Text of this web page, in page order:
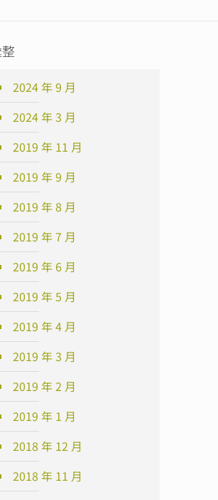
2024 年 9 月
2024 年 3 月
2019 年 11 月
2019 年 9 月
2019 年 8 月
2019 年 7 月
2019 年 6 月
2019 年 5 月
2019 年 4 月
2019 年 3 月
2019 年 2 月
2019 年 1 月
2018 年 12 月
2018 年 11 月